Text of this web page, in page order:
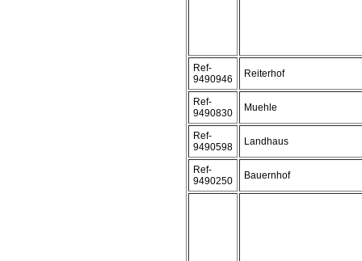
Ref-
9490946
Reiterhof
Ref-
9490830
Muehle
Ref-
9490598
Landhaus
Ref-
9490250
Bauernhof